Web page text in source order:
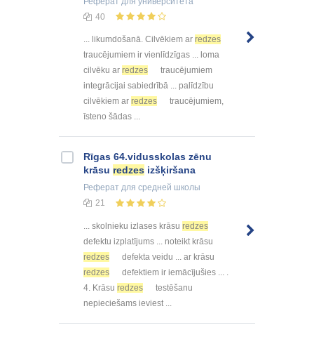
40
... likumdošanā. Cilvēkiem ar redzes
traucējumiem ir vienlīdzīgas ... loma
cilvēku ar redzes
traucējumiem
integrācijai sabiedrībā ... palīdzību
cilvēkiem ar redzes
traucējumiem,
īsteno šādas ...
Rīgas 64.vidusskolas zēnu
krāsu redzes izšķiršana
Реферат для средней школы
21
... skolnieku izlases krāsu redzes
defektu izplatījums ... noteikt krāsu
redzes
defekta veidu ... ar krāsu
redzes
defektiem ir iemācījušies ... .
4. Krāsu redzes
testēšanu
nepieciešams ieviest ...